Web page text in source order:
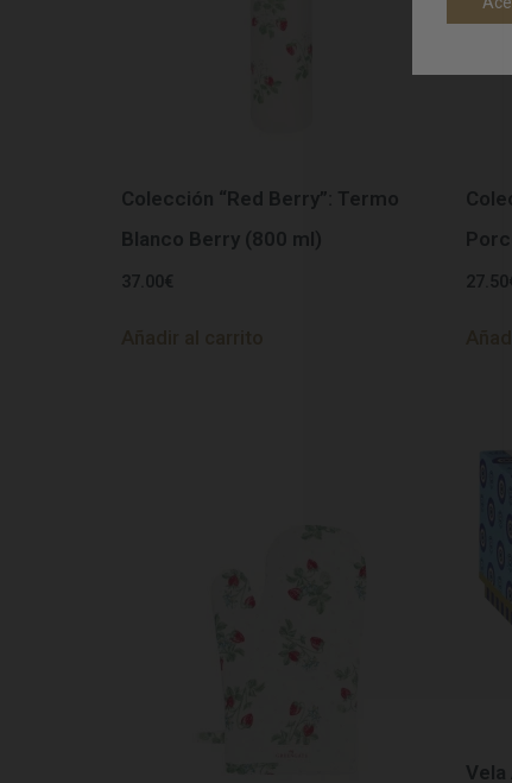
Colección “Red Berry”: Termo
Blanco Berry (800 ml)
37.00€ 27.50
Vela